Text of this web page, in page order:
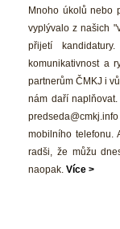
Mnoho úkolů nebo
vyplývalo z našich
přijetí
komunikativnost a
partnerům ČMKJ i
nám daří
mobilního telefonu.
radši, že můžu
naopak. Více >